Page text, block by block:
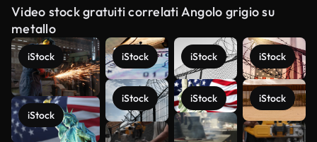
Video stock gratuiti correlati Angolo grigio su
metallo
iStock
iStock
iStock
iStock
iStock
iStock
iStock
iStock
Scopri di